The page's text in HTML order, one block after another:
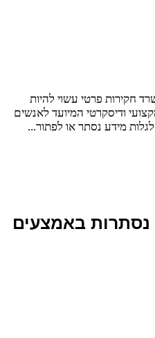
חקירות פרטי עשוי להיות
ודיסקרטי המיועד לאנשים
מידע נסתר או לפתור...
נסתרות באמצעים